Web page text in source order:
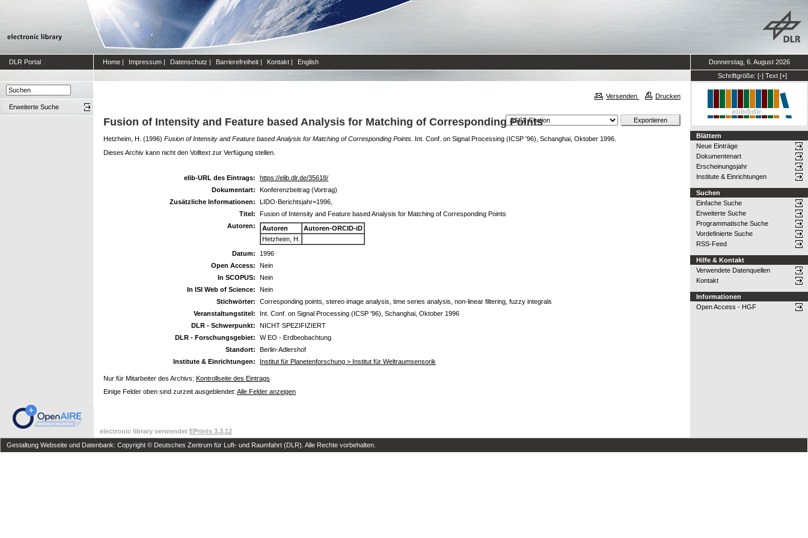
DLR Portal Home | Impressum | Datenschutz | Barrierefreiheit | Kontakt | English
Donnerstag, 6. August 2026
Schriftgröße: [-] Text [+]
Erweiterte Suche
Versenden Drucken
Fusion of Intensity and Feature based Analysis for Matching of Corresponding Points
Hetzheim, H. (1996) Fusion of Intensity and Feature based Analysis for Matching of Corresponding Points. Int. Conf. on Signal Processing (ICSP '96), Schanghai, Oktober 1996.
Dieses Archiv kann nicht den Volltext zur Verfügung stellen.
elib-URL des Eintrags:
https://elib.dlr.de/35618/
Dokumentart:
Konferenzbeitrag (Vortrag)
Zusätzliche Informationen:
LIDO-Berichtsjahr=1996,
Titel:
Fusion of Intensity and Feature based Analysis for Matching of Corresponding Points
Autoren:
Autoren
Autoren-ORCID-iD
Hetzheim, H.
Datum:
1996
Open Access:
Nein
In SCOPUS:
Nein
In ISI Web of Science:
Nein
Stichwörter:
Corresponding points, stereo image analysis, time series analysis, non-linear filtering, fuzzy integrals
Veranstaltungstitel:
Int. Conf. on Signal Processing (ICSP '96), Schanghai, Oktober 1996
DLR - Schwerpunkt:
NICHT SPEZIFIZIERT
DLR - Forschungsgebiet:
W EO - Erdbeobachtung
Standort:
Berlin-Adlershof
Institute & Einrichtungen:
Institut für Planetenforschung > Institut für Weltraumsensorik
Nur für Mitarbeiter des Archivs: Kontrollseite des Eintrags
Einige Felder oben sind zurzeit ausgeblendet: Alle Felder anzeigen
Blättern
Neue Einträge
Dokumentenart
Erscheinungsjahr
Institute & Einrichtungen
Suchen
Einfache Suche
Erweiterte Suche
Programmatische Suche
Vordefinierte Suche
RSS-Feed
Hilfe & Kontakt
Verwendete Datenquellen
Kontakt
Informationen
Open Access - HGF
electronic library verwendet EPrints 3.3.12
Gestaltung Webseite und Datenbank: Copyright © Deutsches Zentrum für Luft- und Raumfahrt (DLR). Alle Rechte vorbehalten.